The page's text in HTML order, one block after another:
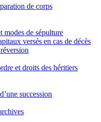
de corps
modes de sépulture
versés en cas de décès
et droits des héritiers
succession